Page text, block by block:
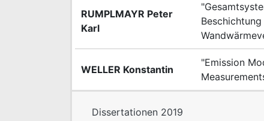
RUMPLMAYR Peter
Karl
WELLER Konstantin
"Emission
Dissertationen 2019